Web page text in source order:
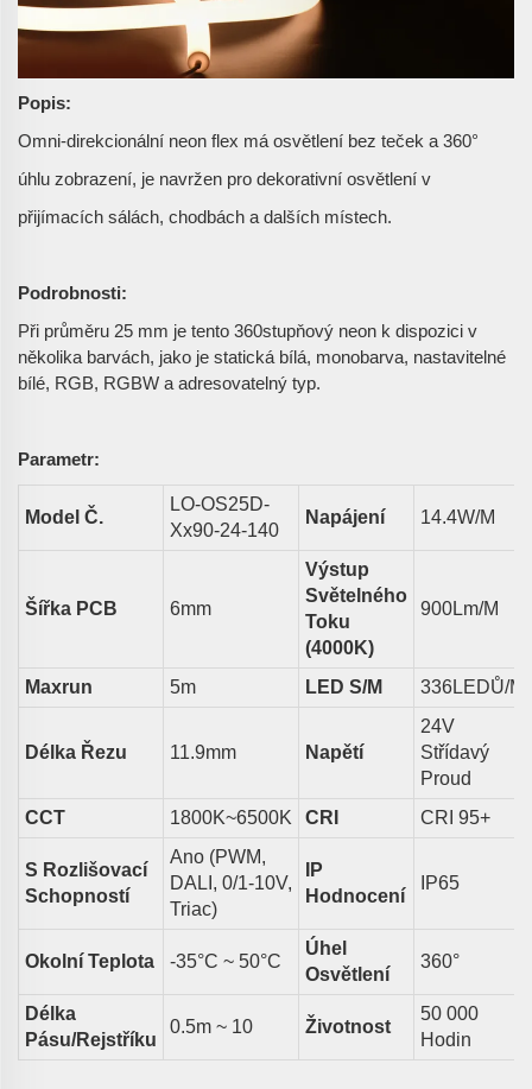
Popis:
Omni-direkcionální neon flex má osvětlení bez teček a 360°
úhlu zobrazení, je navržen pro dekorativní osvětlení v
přijímacích sálách, chodbách a dalších místech.
Podrobnosti:
Při průměru 25 mm je tento 360stupňový neon k dispozici v
několika barvách, jako je statická bílá, monobarva, nastavitelné
bílé, RGB, RGBW a adresovatelný typ.
Parametr:
Model Č.
LO-OS25D-
Xx90-24-140
Napájení 14.4W/m
Šířka PCB 6Mm
Výstup
Světelného
Toku
(4000K)
900Lm/m
Maxrun 5M LED S/m 336LEDŮ/M
Délka Řezu 11.9Mm Napětí
24V
Střídavý
Proud
CCT
1800K~6500K CRI CRI 95+
S Rozlišovací
Schopností
Ano (PWM,
DALI, 0/1-10V,
Triac)
IP
Hodnocení
IP65
Okolní Teplota -35°C ~ 50°C
Úhel
Osvětlení
360°
Délka
Pásu/rejstříku
0.5m ~ 10 Životnost
50 000
Hodin